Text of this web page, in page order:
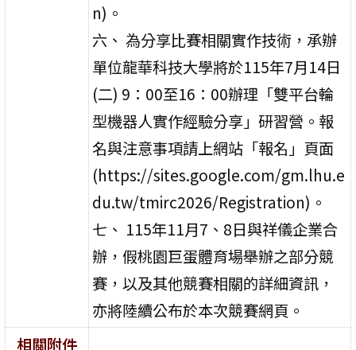
n)。
六、 為分享比賽相關實作技術，承辦
單位龍華科技大學將於115年7月14日
(二) 9：00至16：00辦理「雙平台輪
型機器人實作經驗分享」研習營。報
名與注意事項請上網站「報名」頁面
(https://sites.google.com/gm.lhu.e
du.tw/tmirc2026/Registration)。
七、 115年11月7、8日與祥儀企業合
辦，假桃園巨蛋體育場舉辦之部分競
賽，以及其他競賽相關的詳細資訊，
亦將陸續公布於本次競賽網頁。
相關附件